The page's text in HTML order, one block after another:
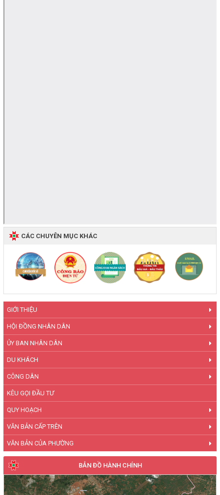
GIỚI THIỆU
HỘI ĐỒNG NHÂN DÂN
ỦY BAN NHÂN DÂN
DU KHÁCH
CÔNG DÂN
KÊU GỌI ĐẦU TƯ
QUY HOẠCH
VĂN BẢN CẤP TRÊN
VĂN BẢN CỦA PHƯỜNG
BẢN ĐỒ HÀNH CHÍNH
CÁC CHUYÊN MỤC KHÁC